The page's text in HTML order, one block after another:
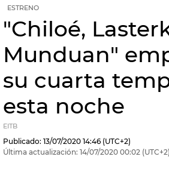
ESTRENO
"Chiloé,
Munduan"
su cuarta
esta noche
EITB
Publicado: 13/07/2020 14:46 (UTC+2)
Última actualización: 14/07/2020 00:02 (UTC+2)